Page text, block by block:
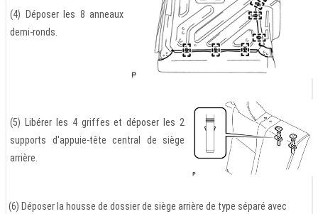
(4) Déposer les 8 anneaux
demi-ronds.
(5) Libérer les 4 griffes et déposer les 2
supports d'appuie-tête central de siège
arrière.
(6) Déposer la housse de dossier de siège arrière de type séparé avec